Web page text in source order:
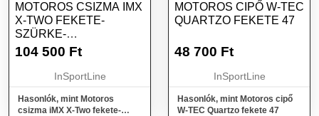
MOTOROS CSIZMA IMX
X-TWO FEKETE-
SZÜRKE-
104 500 Ft
InSportLine
Hasonlók, mint Motoros
csizma iMX X-Two fekete-
MOTOROS CIPŐ W-TEC
QUARTZO FEKETE 47
48 700 Ft
InSportLine
Hasonlók, mint Motoros cipő
W-TEC Quartzo fekete 47